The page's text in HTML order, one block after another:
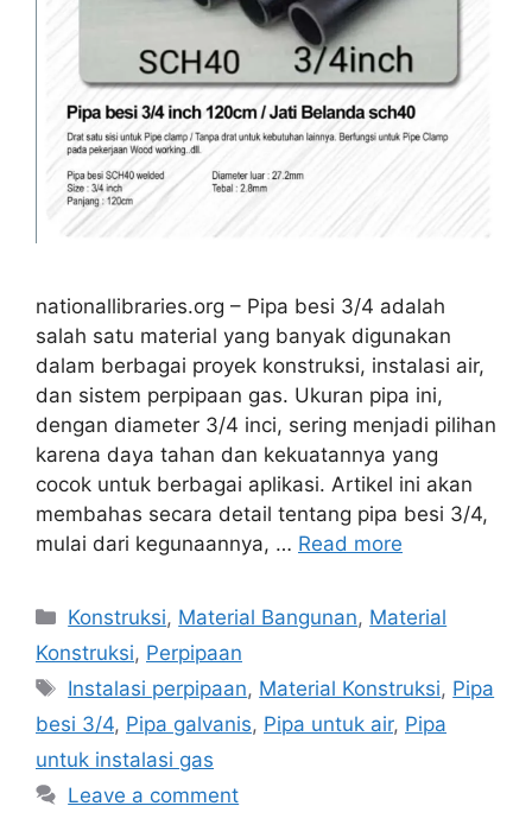
nationallibraries.org – Pipa besi 3/4 adalah
salah satu material yang banyak digunakan
dalam berbagai proyek konstruksi, instalasi air,
dan sistem perpipaan gas. Ukuran pipa ini,
dengan diameter 3/4 inci, sering menjadi pilihan
karena daya tahan dan kekuatannya yang
cocok untuk berbagai aplikasi. Artikel ini akan
membahas secara detail tentang pipa besi 3/4,
mulai dari kegunaannya, … Read more
Categories
Konstruksi, Material Bangunan, Material
Konstruksi, Perpipaan
Tags
Instalasi perpipaan, Material Konstruksi, Pipa
besi 3/4, Pipa galvanis, Pipa untuk air, Pipa
untuk instalasi gas
Leave a comment